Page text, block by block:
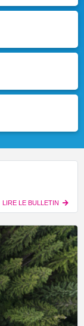
LIRE LE BULLETIN